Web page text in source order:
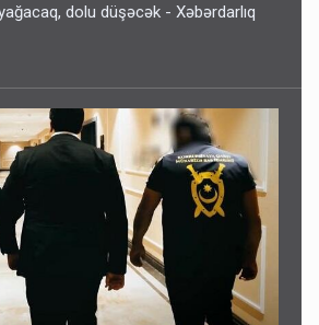
dolu düşəcək - Xəbərdarlıq